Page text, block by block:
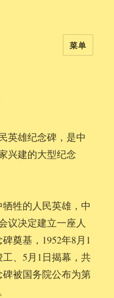
菜单
英雄纪念碑，是中
兴建的大型纪念
牺牲的人民英雄，中
议决定建立一座人
奠基，1952年8月1
工、5月1日揭幕，共
碑被国务院公布为第